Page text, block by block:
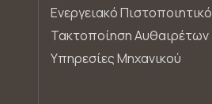
Ενεργειακό Πιστοποιητικό
Τακτοποίηση Αυθαιρέτων
Υπηρεσίες Μηχανικού